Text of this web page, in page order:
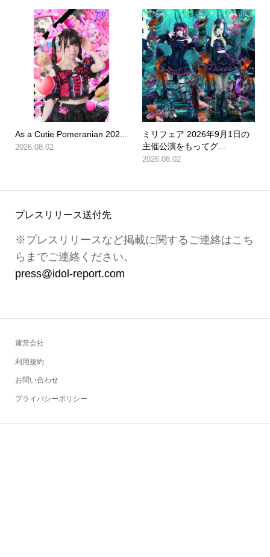
As a Cutie Pomeranian 202...
2026.08.02
ミリフェア 2026年9月1日の
主催公演をもってグ...
2026.08.02
プレスリリース送付先
※プレスリリースなど掲載に関するご連絡はこち
らまでご連絡ください。
press@idol-report.com
運営会社
利用規約
お問い合わせ
プライバシーポリシー